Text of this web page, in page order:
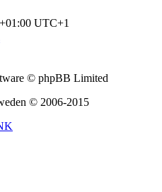
UTC+1
© phpBB Limited
© 2006-2015